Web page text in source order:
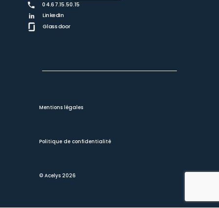
04.67.15.50.15
LinkedIn
Glassdoor
Mentions légales
Politique de confidentialité
© Acelys 2026